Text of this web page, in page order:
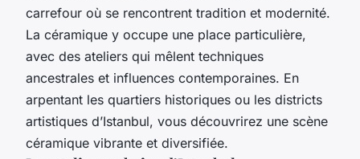
carrefour où se rencontrent tradition et modernité.
La céramique y occupe une place particulière,
avec des ateliers qui mêlent techniques
ancestrales et influences contemporaines. En
arpentant les quartiers historiques ou les districts
artistiques d’Istanbul, vous découvrirez une scène
céramique vibrante et diversifiée.